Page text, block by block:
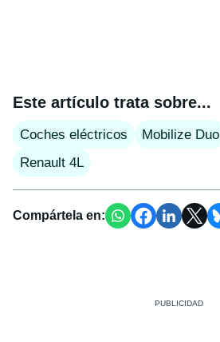
Este artículo trata sobre...
Coches eléctricos Mobilize Duo
Renault 4L
Compártela en: